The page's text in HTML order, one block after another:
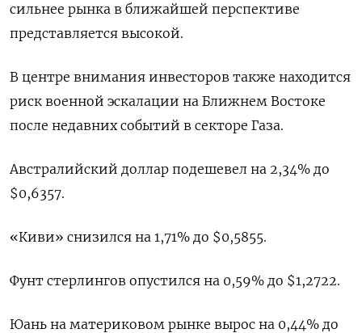
сильнее рынка в ближайшей перспективе
представляется высокой.
В центре внимания инвесторов также находится
риск военной эскалации на Ближнем Востоке
после недавних событий в секторе Газа.
Австралийский доллар подешевел на 2,34% до
$0,6357​.
«Киви» снизился на 1,71% до $0,5855​.
Фунт стерлингов опустился на 0,59% до $1,2722​.
Юань на материковом рынке вырос на 0,44% до​